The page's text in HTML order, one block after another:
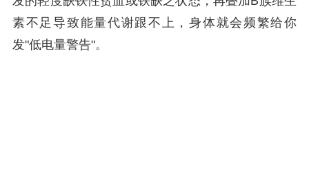
素不足导致能量代谢跟不上，身体就会频繁给你
发"低电量警告"。